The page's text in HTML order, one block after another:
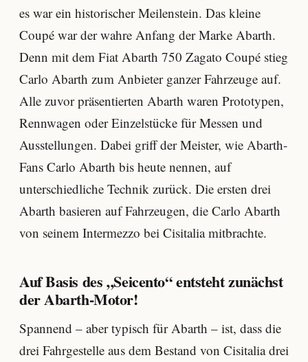
es war ein historischer Meilenstein. Das kleine
Coupé war der wahre Anfang der Marke Abarth.
Denn mit dem Fiat Abarth 750 Zagato Coupé stieg
Carlo Abarth zum Anbieter ganzer Fahrzeuge auf.
Alle zuvor präsentierten Abarth waren Prototypen,
Rennwagen oder Einzelstücke für Messen und
Ausstellungen. Dabei griff der Meister, wie Abarth-
Fans Carlo Abarth bis heute nennen, auf
unterschiedliche Technik zurück. Die ersten drei
Abarth basieren auf Fahrzeugen, die Carlo Abarth
von seinem Intermezzo bei Cisitalia mitbrachte.
Auf Basis des „Seicento“ entsteht zunächst
der Abarth-Motor!
Spannend – aber typisch für Abarth – ist, dass die
drei Fahrgestelle aus dem Bestand von Cisitalia drei